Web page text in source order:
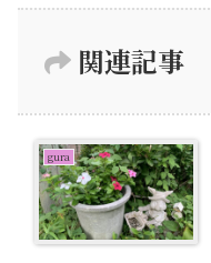
関連記事
gura